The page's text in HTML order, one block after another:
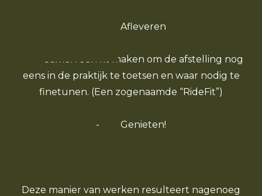
- Afleveren
- Samen een rit maken om de afstelling nog
eens in de praktijk te toetsen en waar nodig te
finetunen. (Een zogenaamde “RideFit”)
- Genieten!
Deze manier van werken resulteert nagenoeg